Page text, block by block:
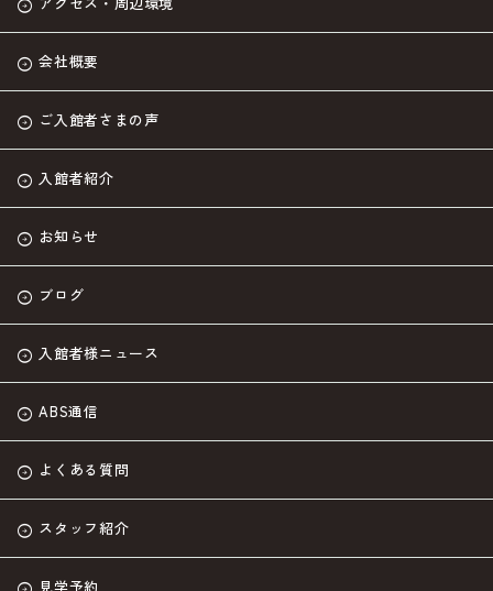
会社概要
ご入館者さまの声
入館者紹介
お知らせ
ブログ
入館者様ニュース
ABS通信
よくある質問
スタッフ紹介
見学予約